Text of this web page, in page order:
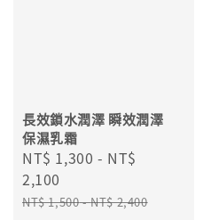
長效鎖水潤澤 瞬效潤澤
保濕乳霜
Sale
price
NT$ 1,300 - NT$
2,100
Regular
NT$ 1,500-NT$ 2,400